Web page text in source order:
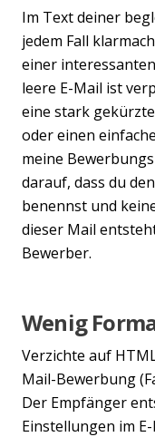
Im Text deiner
jedem Fall
einer
leere E-Mail ist
eine stark
oder einen
meine
darauf, dass du
benennst und
dieser Mail
Bewerber.
Wenig
Verzichte auf
Mail-Bewerbung
Der Empfänger
Einstellungen im